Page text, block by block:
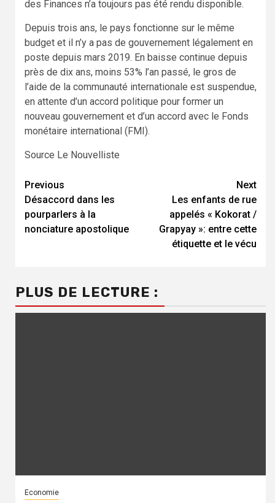
des Finances n’a toujours pas été rendu disponible.
Depuis trois ans, le pays fonctionne sur le même
budget et il n’y a pas de gouvernement légalement en
poste depuis mars 2019. En baisse continue depuis
près de dix ans, moins 53% l’an passé, le gros de
l’aide de la communauté internationale est suspendue,
en attente d’un accord politique pour former un
nouveau gouvernement et d’un accord avec le Fonds
monétaire international (FMI).
Source Le Nouvelliste
Continue
Reading
Previous
Désaccord dans les
pourparlers à la
nonciature apostolique
Next
Les enfants de rue
appelés « Kokorat /
Grapyay »: entre cette
étiquette et le vécu
PLUS DE LECTURE :
Economie